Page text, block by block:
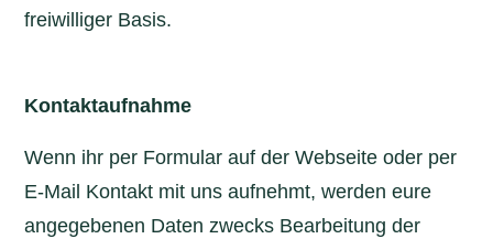
freiwilliger Basis.
Kontaktaufnahme
Wenn ihr per Formular auf der Webseite oder per
E-Mail Kontakt mit uns aufnehmt, werden eure
angegebenen Daten zwecks Bearbeitung der